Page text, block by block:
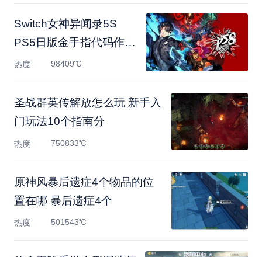
Switch女神异闻录5S
PS5日版金手指代码作弊
码大全
热度 98409℃
圣战群英传解放怎么玩 新手入
门玩法10个指南分
热度 750833℃
原神风暴后遗症4个物品的位
置在哪 暴后遗症4个
热度 501543℃